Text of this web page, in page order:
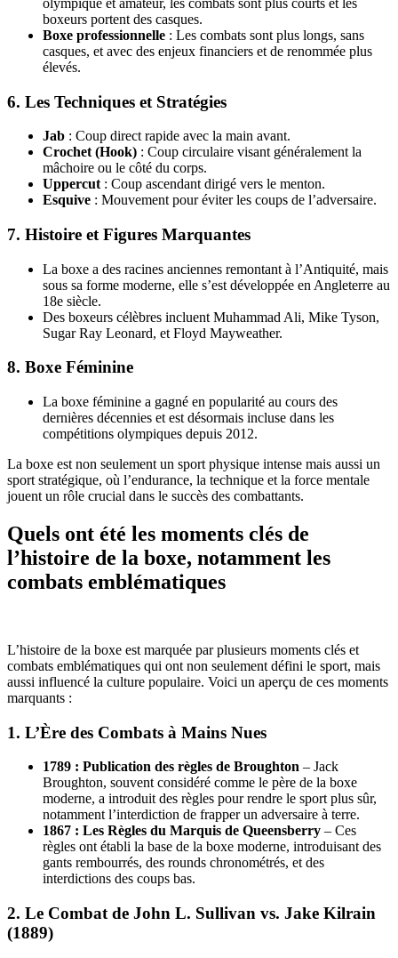
boxeurs portent des casques.
Boxe professionnelle : Les combats sont plus longs, sans
casques, et avec des enjeux financiers et de renommée plus
élevés.
6. Les Techniques et Stratégies
Jab : Coup direct rapide avec la main avant.
Crochet (Hook) : Coup circulaire visant généralement la
mâchoire ou le côté du corps.
Uppercut : Coup ascendant dirigé vers le menton.
Esquive : Mouvement pour éviter les coups de l’adversaire.
7. Histoire et Figures Marquantes
La boxe a des racines anciennes remontant à l’Antiquité, mais
sous sa forme moderne, elle s’est développée en Angleterre au
18e siècle.
Des boxeurs célèbres incluent Muhammad Ali, Mike Tyson,
Sugar Ray Leonard, et Floyd Mayweather.
8. Boxe Féminine
La boxe féminine a gagné en popularité au cours des
dernières décennies et est désormais incluse dans les
compétitions olympiques depuis 2012.
La boxe est non seulement un sport physique intense mais aussi un
sport stratégique, où l’endurance, la technique et la force mentale
jouent un rôle crucial dans le succès des combattants.
Quels ont été les moments clés de
l’histoire de la boxe, notamment les
combats emblématiques
L’histoire de la boxe est marquée par plusieurs moments clés et
combats emblématiques qui ont non seulement défini le sport, mais
aussi influencé la culture populaire. Voici un aperçu de ces moments
marquants :
1. L’Ère des Combats à Mains Nues
1789 : Publication des règles de Broughton – Jack
Broughton, souvent considéré comme le père de la boxe
moderne, a introduit des règles pour rendre le sport plus sûr,
notamment l’interdiction de frapper un adversaire à terre.
1867 : Les Règles du Marquis de Queensberry – Ces
règles ont établi la base de la boxe moderne, introduisant des
gants rembourrés, des rounds chronométrés, et des
interdictions des coups bas.
2. Le Combat de John L. Sullivan vs. Jake Kilrain
(1889)